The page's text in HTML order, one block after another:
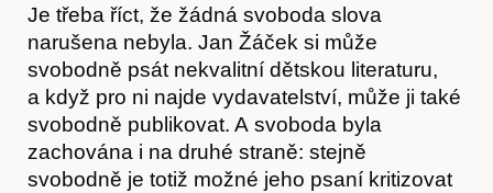
Je třeba říct, že žádná svoboda slova
narušena nebyla. Jan Žáček si může
svobodně psát nekvalitní dětskou literaturu,
a když pro ni najde vydavatelství, může ji také
svobodně publikovat. A svoboda byla
zachována i na druhé straně: stejně
svobodně je totiž možné jeho psaní kritizovat